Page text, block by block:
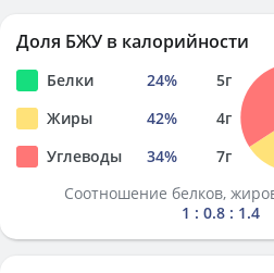
Доля БЖУ в калорийности
Белки 24% 5г
Жиры
42% 4г
Углеводы
34% 7г
Соотношение белков,
1 : 0.8 : 1.4